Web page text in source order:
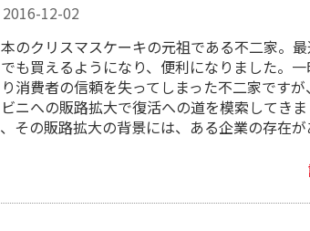
2016-12-02
のクリスマスケーキの元祖である不二家。
も買えるようになり、便利になりました。
消費者の信頼を失ってしまった不二家です
ニへの販路拡大で復活への道を模索してき
その販路拡大の背景には、ある企業の存在が